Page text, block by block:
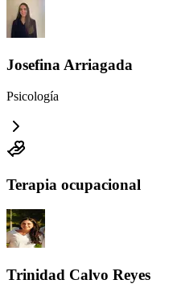
Josefina Arriagada
Psicología
Terapia ocupacional
Trinidad Calvo Reyes